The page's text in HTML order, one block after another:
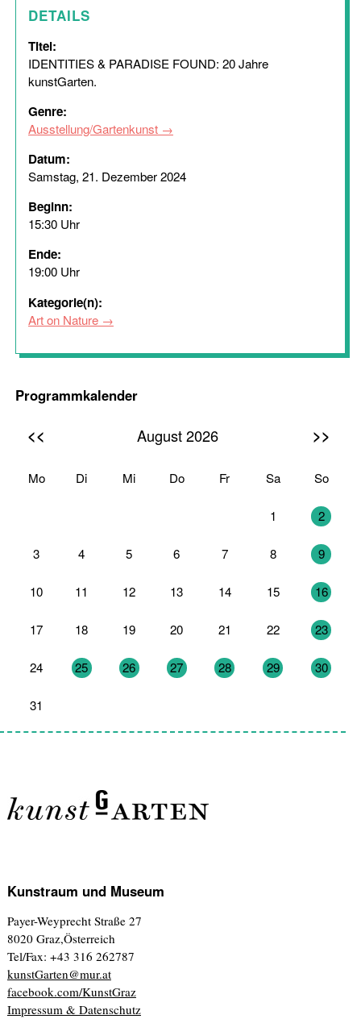
DETAILS
Titel:
IDENTITIES & PARADISE FOUND: 20 Jahre
kunstGarten.
Genre:
Ausstellung/Gartenkunst
Datum:
Samstag, 21. Dezember 2024
Beginn:
15:30 Uhr
Ende:
19:00 Uhr
Kategorie(n):
Art on Nature
Programmkalender
<< August 2026 >>
Mo Di Mi Do Fr Sa So
1 2
3 4 5 6 7 8 9
10 11 12 13 14 15 16
17 18 19 20 21 22 23
24 25 26 27 28 29 30
31
Kunstraum und Museum
Payer-Weyprecht Straße 27
8020 Graz,Österreich
Tel/Fax: +43 316 262787
kunstGarten@mur.at
facebook.com/KunstGraz
Impressum & Datenschutz